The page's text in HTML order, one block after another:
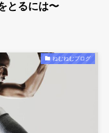
とるには〜
ねむねむブログ